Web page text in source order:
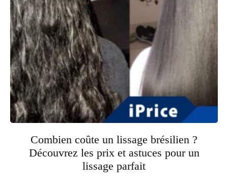
Combien coûte un lissage brésilien ?
Découvrez les prix et astuces pour un
lissage parfait